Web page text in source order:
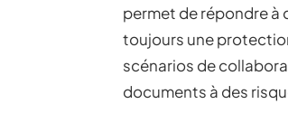
permet de répondre à
toujours une
scénarios de
documents à des